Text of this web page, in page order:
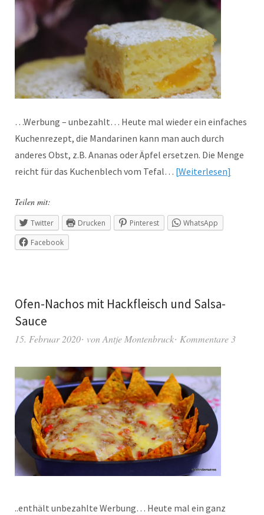
…Werbung – unbezahlt… Heute mal wieder ein einfaches
Kuchenrezept, die Mandarinen kann man auch durch
anderes Obst, z.B. Ananas oder Äpfel ersetzen. Die Menge
reicht für das Kuchenblech vom Tefal… Weiterlesen
Teilen mit:
Twitter Drucken Pinterest
WhatsApp
Facebook
Ofen-Nachos mit Hackfleisch und Salsa-
Sauce
15. Februar 2020 vonAntje Montenbruck Kommentare 3
..enthält unbezahlte Werbung… Heute mal ein ganz